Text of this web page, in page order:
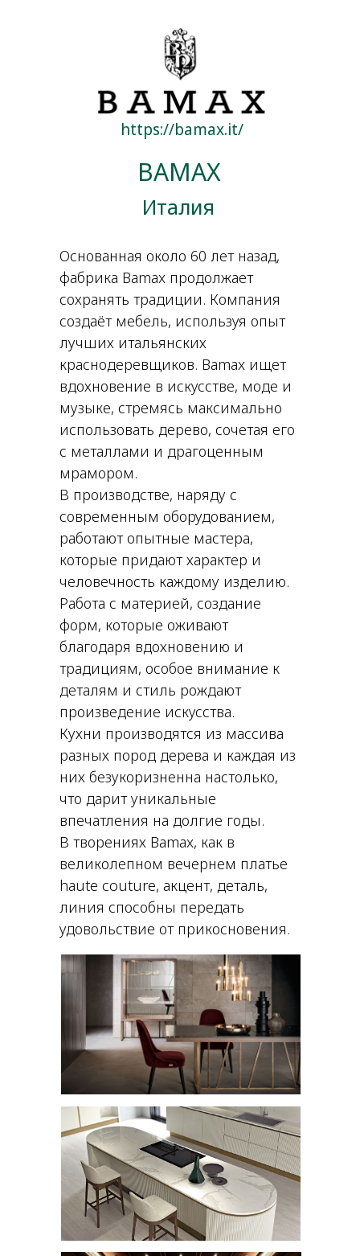
BAMAX
Италия
https://bamax.it/
Основанная около 60 лет назад,
фабрика Bamax продолжает
сохранять традиции. Компания
создаёт мебель, используя опыт
лучших итальянских
краснодеревщиков. Bamax ищет
вдохновение в искусстве, моде и
музыке, стремясь максимально
использовать дерево, сочетая его
с металлами и драгоценным
мрамором.
В производстве, наряду с
современным оборудованием,
работают опытные мастера,
которые придают характер и
человечность каждому изделию.
Работа с материей, создание
форм, которые оживают
благодаря вдохновению и
традициям, особое внимание к
деталям и стиль рождают
произведение искусства.
Кухни производятся из массива
разных пород дерева и каждая из
них безукоризненна настолько,
что дарит уникальные
впечатления на долгие годы.
В творениях Bamax, как в
великолепном вечернем платье
haute couture, акцент, деталь,
линия способны передать
удовольствие от прикосновения.
Продукция итальянской фабрики
салоне «D&D»